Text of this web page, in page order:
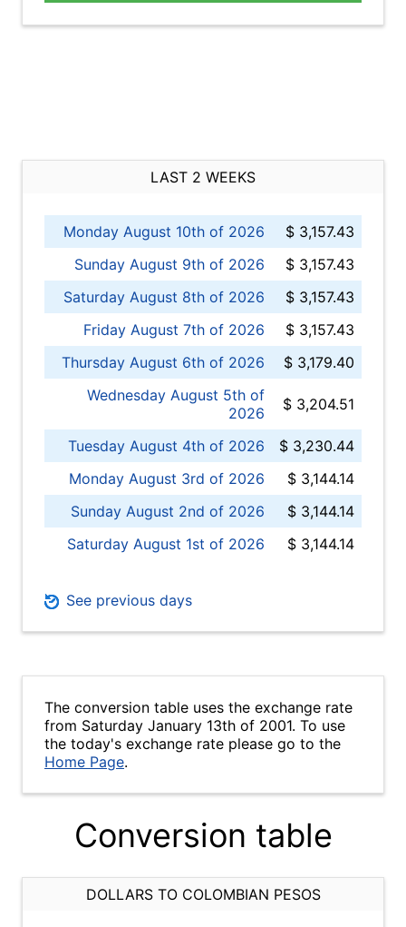
LAST 2 WEEKS
Monday August 10th of 2026
$ 3,157.43
Sunday August 9th of 2026
$ 3,157.43
Saturday August 8th of 2026
$ 3,157.43
Friday August 7th of 2026
$ 3,157.43
Thursday August 6th of 2026
$ 3,179.40
Wednesday August 5th of
2026
$ 3,204.51
Tuesday August 4th of 2026
$ 3,230.44
Monday August 3rd of 2026
$ 3,144.14
Sunday August 2nd of 2026
$ 3,144.14
Saturday August 1st of 2026
$ 3,144.14
See previous days
The conversion table uses the exchange rate
from Saturday January 13th of 2001. To use
the today's exchange rate please go to the
Home Page.
Conversion table
DOLLARS TO COLOMBIAN PESOS